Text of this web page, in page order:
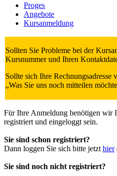
Proges
Angebote
Kursanmeldung
Sollten Sie Probleme bei der
Kursnummer und Ihren
Sollte sich Ihre
„Was Sie uns noch mitteilen
Für Ihre Anmeldung benötigen wir
registriert und eingeloggt sein.
Sie sind schon registriert?
Dann loggen Sie sich bitte jetzt hier
Sie sind noch nicht registriert?